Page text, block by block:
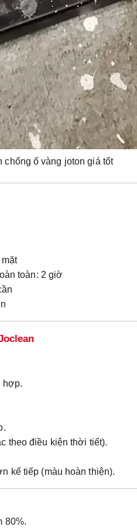
chống ố vàng joton giá tốt
mặt
toàn: 2 giờ
hợp.
theo điều kiện thời tiết).
kế tiếp (màu hoàn thiện).
80%.